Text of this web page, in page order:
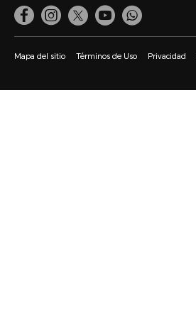
Mapa del sitio Términos de Uso Privacidad